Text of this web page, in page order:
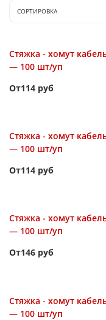
СОРТИРОВКА
Стяжка - хомут
— 100 шт/уп
От114 руб
Стяжка - хомут
— 100 шт/уп
От114 руб
Стяжка - хомут
— 100 шт/уп
От146 руб
Стяжка - хомут
— 100 шт/уп